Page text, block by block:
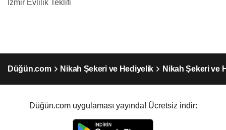
İzmir Evlilik Teklifi
Düğün.com Nikah Şekeri ve Hediyelik Nikah Şekeri ve
Düğün.com uygulaması yayında! Ücretsiz indir: